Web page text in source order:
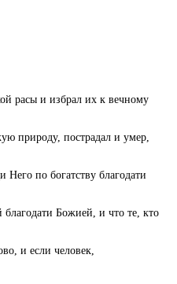
расы и избрал их к вечному
природу, пострадал и умер,
по богатству благодати
Божией, и что те, кто
и если человек,